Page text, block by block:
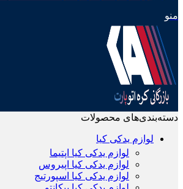
منو
دسته‌بندی‌های محصولات
لوازم یدکی کیا
لوازم یدکی کیا اپتیما
لوازم یدکی کیا اپیروس
لوازم یدکی کیا اسپورتیج